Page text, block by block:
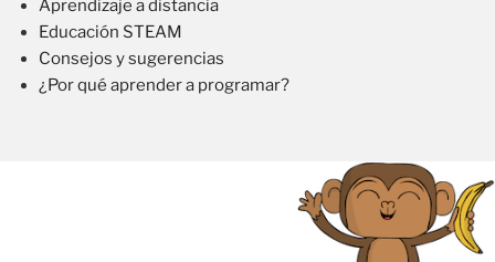
Aprendizaje a distancia
Educación STEAM
Consejos y sugerencias
¿Por qué aprender a programar?